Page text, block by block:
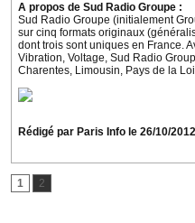
A propos de Sud Radio Groupe :
Sud Radio Groupe (initialement
sur cinq formats originaux
dont trois sont uniques en France.
Vibration, Voltage, Sud Radio
Charentes, Limousin, Pays de la
Rédigé par Paris Info le 26/10/
1 2